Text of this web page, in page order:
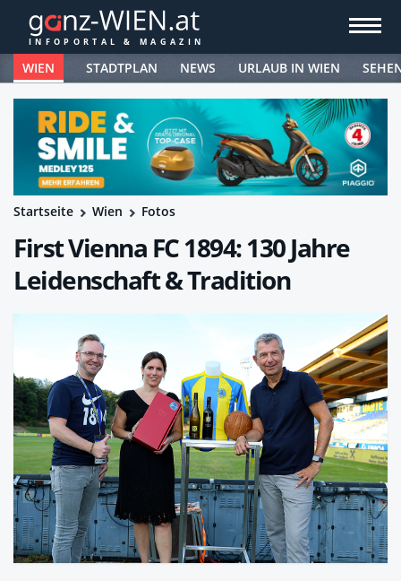
WIEN STADTPLAN NEWS URLAUB IN WIEN
Startseite Wien Fotos
First Vienna FC 1894: 130 Jahre
Leidenschaft & Tradition